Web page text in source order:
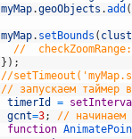
myMap.geoObjects .add (
myMap. setBounds (
//
} ) ;
//
// запускаем таймер
timerId
=
gcnt=3;
// начинаем
function